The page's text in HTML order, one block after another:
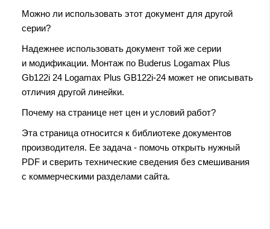
Можно ли использовать этот документ для другой
серии?
Надежнее использовать документ той же серии
и модификации. Монтаж по Buderus Logamax Plus
Gb122i 24 Logamax Plus GB122i-24 может не описывать
отличия другой линейки.
Почему на странице нет цен и условий работ?
Эта страница относится к библиотеке документов
производителя. Ее задача - помочь открыть нужный
PDF и сверить технические сведения без смешивания
с коммерческими разделами сайта.